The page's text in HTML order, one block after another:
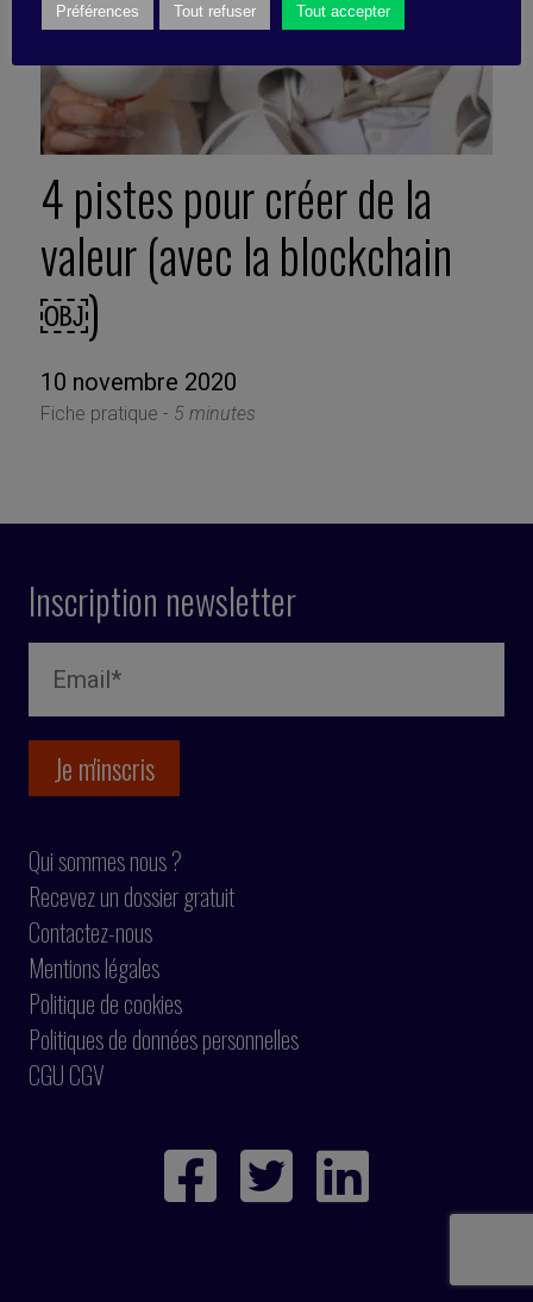
4 pistes pour créer de la
valeur (avec la blockchain
￼)
10 novembre 2020
Fiche pratique - 5 minutes
Inscription newsletter
Qui sommes nous ?
Recevez un dossier gratuit
Contactez-nous
Mentions légales
Politique de cookies
Politiques de données personnelles
CGU CGV
Préférences Tout refuser Tout accepter